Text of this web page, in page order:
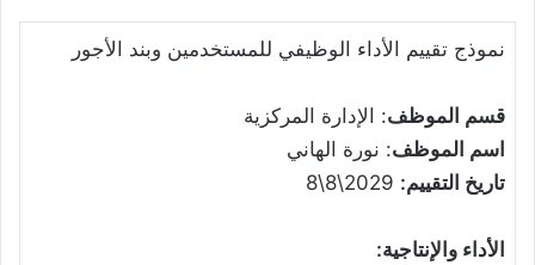
نموذج تقييم الأداء الوظيفي للمستخدمين وبند الأجور
قسم الموظف: الإدارة المركزية
اسم الموظف: نورة الهاني
تاريخ التقييم:
الأداء والإنتاجية: